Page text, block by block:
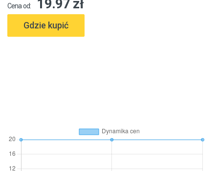
Cena od: 19.97 zł
Gdzie kupić